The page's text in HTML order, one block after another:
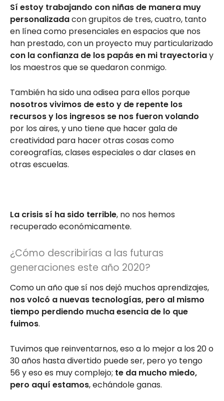
Sí estoy trabajando con niñas de manera muy
personalizadacon grupitos de tres, cuatro, tanto
en línea como presenciales en espacios que nos
han prestado, con un proyecto muy particularizado
con la confianza de los papás en mi trayectoriay
los maestros que se quedaron conmigo.
También ha sido una odisea para ellos porque
nosotros vivimos de esto y de repente los
recursos y los ingresos se nos fueron volando
por los aires, y uno tiene que hacer gala de
creatividad para hacer otras cosas como
coreografías, clases especiales o dar clases en
otras escuelas.
La crisis sí ha sido terrible, no nos hemos
recuperado económicamente.
¿Cómo describirías a las futuras
generaciones este año 2020?
Como un año que sí nos dejó muchos aprendizajes,
nos volcó a nuevas tecnologías, pero al mismo
tiempo perdiendo mucha esencia de lo que
fuimos.
Tuvimos que reinventarnos, eso a lo mejor a los 20 o
30 años hasta divertido puede ser, pero yo tengo
56 y eso es muy complejo; te da mucho miedo,
pero aquí estamos, echándole ganas.